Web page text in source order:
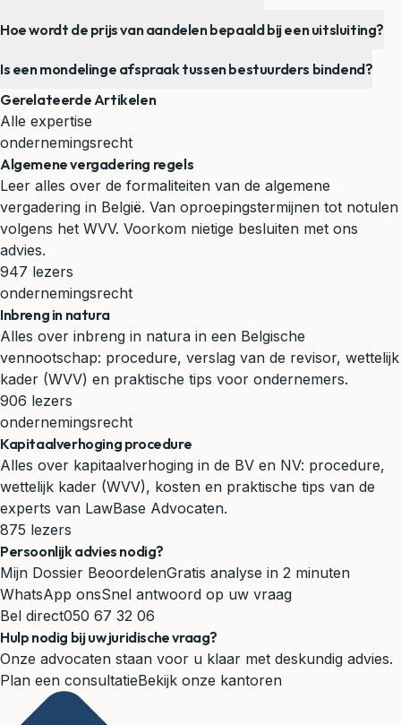
Hoe wordt de prijs van aandelen bepaald bij een uitsluiting?
Is een mondelinge afspraak tussen bestuurders bindend?
Gerelateerde Artikelen
Alle expertise
ondernemingsrecht
Algemene vergadering regels
Leer alles over de formaliteiten van de algemene
vergadering in België. Van oproepingstermijnen tot notulen
volgens het WVV. Voorkom nietige besluiten met ons
advies.
947 lezers
ondernemingsrecht
Inbreng in natura
Alles over inbreng in natura in een Belgische
vennootschap: procedure, verslag van de revisor, wettelijk
kader (WVV) en praktische tips voor ondernemers.
906 lezers
ondernemingsrecht
Kapitaalverhoging procedure
Alles over kapitaalverhoging in de BV en NV: procedure,
wettelijk kader (WVV), kosten en praktische tips van de
experts van LawBase Advocaten.
875 lezers
Persoonlijk advies nodig?
Mijn Dossier BeoordelenGratis analyse in 2 minuten
WhatsApp onsSnel antwoord op uw vraag
Bel direct050 67 32 06
Hulp nodig bij uw juridische vraag?
Onze advocaten staan voor u klaar met deskundig advies.
Plan een consultatieBekijk onze kantoren